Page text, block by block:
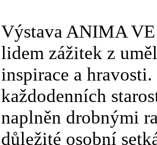
Výstava ANIMA
lidem zážitek z
inspirace a
každodenních
naplněn drobnými
důležité osobní